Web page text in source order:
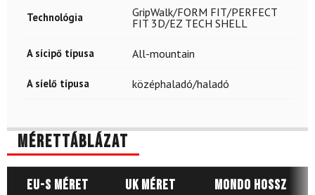
Technológia
GripWalk/FORM FIT/PERFECT
FIT 3D/EZ TECH SHELL
A sícipő típusa All-mountain
A síelő típusa középhaladó/haladó
Mérettáblázat
EU-s méret UK méret Mondo hossz